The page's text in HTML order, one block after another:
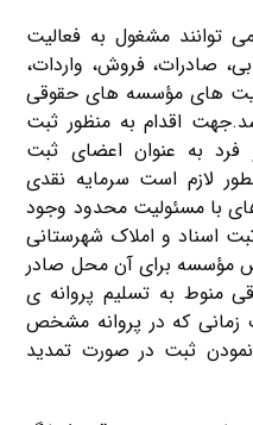
توانند مشغول به فعالیت
صادرات، فروش، واردات،
های مؤسسه های حقوقی
اقدام به منظور ثبت
به عنوان اعضای ثبت
لازم است سرمایه نقدی
با مسئولیت محدود وجود
اسناد و املاک شهرستانی
مؤسسه برای آن محل صادر
منوط به تسلیم پروانه ی
زمانی که در پروانه مشخص
ثبت در صورت تمدید